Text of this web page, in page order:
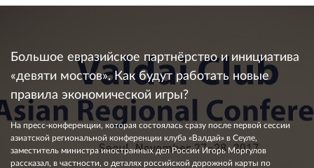
Большое евразийское партнёрство и инициатива
«девяти мостов». Как будут работать новые
правила экономической игры?
На пресс-конференции, которая состоялась сразу после первой сессии
азиатской региональной конференции клуба «Валдай» в Сеуле,
заместитель министра иностранных дел России Игорь Моргулов
рассказал, в частности, о деталях российской дорожной карты по